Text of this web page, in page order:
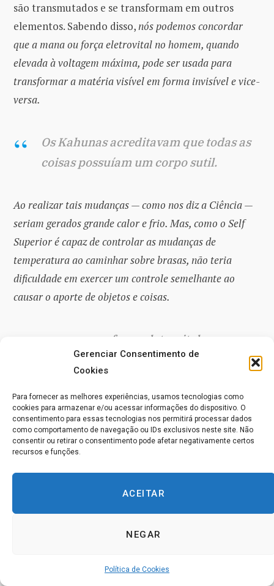
Gerenciar Consentimento de
Cookies
Para fornecer as melhores experiências, usamos tecnologias como
cookies para armazenar e/ou acessar informações do dispositivo. O
consentimento para essas tecnologias nos permitirá processar dados
como comportamento de navegação ou IDs exclusivos neste site. Não
consentir ou retirar o consentimento pode afetar negativamente certos
recursos e funções.
ACEITAR
NEGAR
Política de Cookies
são transmutados e se transformam em outros
elementos. Sabendo disso,nós podemos concordar
que a mana ou força eletrovital no homem, quando
elevada à voltagem máxima, pode ser usada para
transformar a matéria visível em forma invisível e vice-
versa.
Os Kahunas acreditavam que todas as
coisas possuíam um corpo sutil.
Ao realizar tais mudanças — como nos diz a Ciência —
seriam gerados grande calor e frio. Mas, como o Self
Superior é capaz de controlar as mudanças de
temperatura ao caminhar sobre brasas, não teria
dificuldade em exercer um controle semelhante ao
causar o aporte de objetos e coisas.
a mana ou força eletrovital no
homem, quando elevada à voltagem
transformar a matéria visível em forma
invisível e vice-versa.
pássaros, peixes, animais e homens. Objetos quentes
foram distribuídos e permaneceram quentes ao